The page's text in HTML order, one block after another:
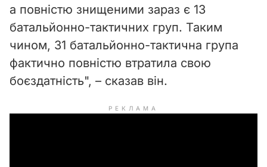
а повністю знищеними зараз є 13
батальйонно-тактичних груп. Таким
чином, 31 батальйонно-тактична група
фактично повністю втратила свою
боєздатність", – сказав він.
РЕКЛАМА